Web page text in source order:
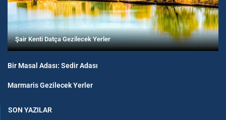
Şair Kenti Datça Gezilecek Yerler
Bir Masal Adası: Sedir Adası
Marmaris Gezilecek Yerler
SON YAZILAR